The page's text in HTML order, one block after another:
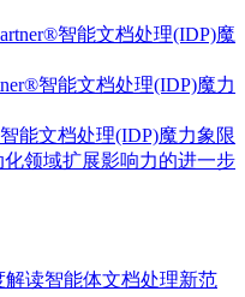
智能文档处理(IDP)魔力
能文档处理(IDP)魔力象限
领域扩展影响力的进一步